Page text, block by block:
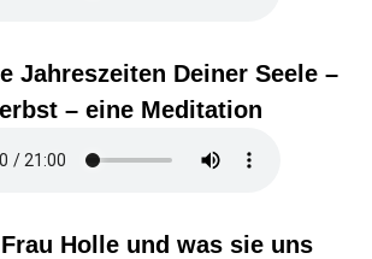
Jahreszeiten Deiner Seele –
– eine Meditation
Frau Holle und was sie uns